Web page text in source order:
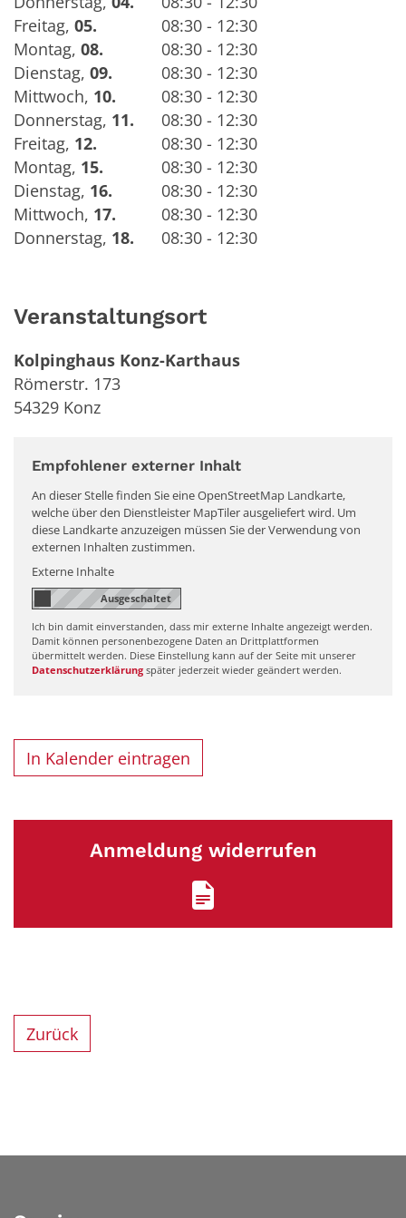
Freitag, 05.
08:30 - 12:30
Montag, 08.
08:30 - 12:30
Dienstag, 09.
08:30 - 12:30
Mittwoch, 10.
08:30 - 12:30
Donnerstag, 11.
08:30 - 12:30
Freitag, 12.
08:30 - 12:30
Montag, 15.
08:30 - 12:30
Dienstag, 16.
08:30 - 12:30
Mittwoch, 17.
08:30 - 12:30
Donnerstag, 18. 08:30 - 12:30
Veranstaltungsort
Kolpinghaus Konz-Karthaus
Römerstr. 173
54329 Konz
Empfohlener externer Inhalt
An dieser Stelle finden Sie eine OpenStreetMap Landkarte,
welche über den Dienstleister MapTiler ausgeliefert wird. Um
diese Landkarte anzuzeigen müssen Sie der Verwendung von
externen Inhalten zustimmen.
Externe Inhalte
Ich bin damit einverstanden, dass mir externe Inhalte angezeigt werden.
Damit können personenbezogene Daten an Drittplattformen
übermittelt werden. Diese Einstellung kann auf der Seite mit unserer
Datenschutzerklärung später jederzeit wieder geändert werden.
In Kalender eintragen
Anmeldung widerrufen
Zurück